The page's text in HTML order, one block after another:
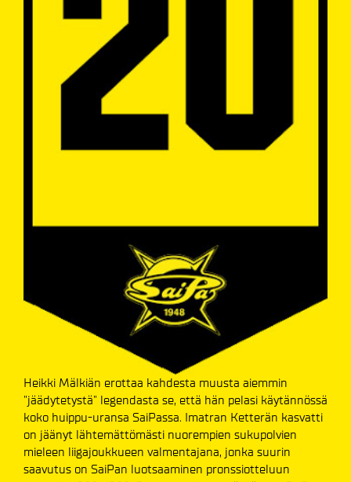
Heikki Mälkiän erottaa kahdesta muusta aiemmin
"jäädytetystä" legendasta se, että hän pelasi käytännössä
koko huippu-uransa SaiPassa. Imatran Ketterän kasvatti
on jäänyt lähtemättömästi nuorempien sukupolvien
mieleen liigajoukkueen valmentajana, jonka suurin
saavutus on SaiPan luotsaaminen pronssiotteluun